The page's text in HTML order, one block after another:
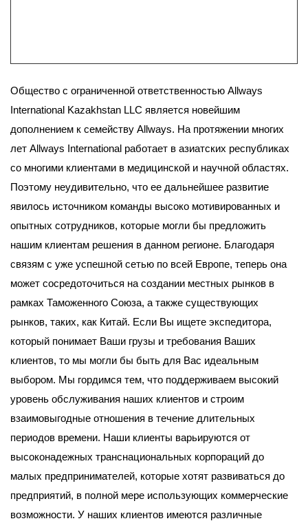
Общество с ограниченной ответственностью Allways
International Kazakhstan LLC является новейшим
дополнением к семейству Allways. На протяжении многих
лет Allways International работает в азиатских республиках
со многими клиентами в медицинской и научной областях.
Поэтому неудивительно, что ее дальнейшее развитие
явилось источником команды высоко мотивированных и
опытных сотрудников, которые могли бы предложить
нашим клиентам решения в данном регионе. Благодаря
связям с уже успешной сетью по всей Европе, теперь она
может сосредоточиться на создании местных рынков в
рамках Таможенного Союза, а также существующих
рынков, таких, как Китай. Если Вы ищете экспедитора,
который понимает Ваши грузы и требования Ваших
клиентов, то мы могли бы быть для Вас идеальным
выбором. Мы гордимся тем, что поддерживаем высокий
уровень обслуживания наших клиентов и строим
взаимовыгодные отношения в течение длительных
периодов времени. Наши клиенты варьируются от
высоконадежных транснациональных корпораций до
малых предпринимателей, которые хотят развиваться до
предприятий, в полной мере использующих коммерческие
возможности. У наших клиентов имеются различные